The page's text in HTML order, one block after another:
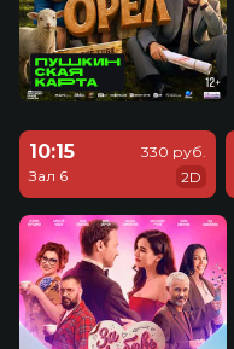
10:15
Зал 6
330 руб.
2D